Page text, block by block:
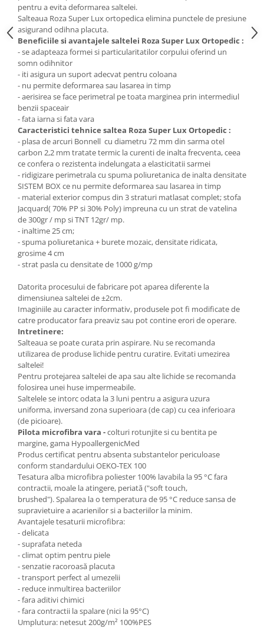
pentru a evita deformarea saltelei.
Salteaua Roza Super Lux ortopedica elimina punctele de presiune
asigurand odihna placuta.
Beneficiile si avantajele saltelei Roza Super Lux Ortopedic :
- se adapteaza formei si particularitatilor corpului oferind un
somn odihnitor
- iti asigura un suport adecvat pentru coloana
- nu permite deformarea sau lasarea in timp
- aerisirea se face perimetral pe toata marginea prin intermediul
benzii spaceair
- fata iarna si fata vara
Caracteristici tehnice saltea Roza Super Lux Ortopedic :
- plasa de arcuri Bonnell cu diametru 72 mm din sarma otel
carbon 2,2 mm tratate termic la curenti de inalta frecventa, ceea
ce confera o rezistenta indelungata a elasticitatii sarmei
- ridigizare perimetrala cu spuma poliuretanica de inalta densitate
SISTEM BOX ce nu permite deformarea sau lasarea in timp
- material exterior compus din 3 straturi matlasat complet; stofa
Jacquard( 70% PP si 30% Poly) impreuna cu un strat de vatelina
de 300gr / mp si TNT 12gr/ mp.
- inaltime 25 cm;
- spuma poliuretanica + burete mozaic, densitate ridicata,
grosime 4 cm
- strat pasla cu densitate de 1000 g/mp
Datorita procesului de fabricare pot aparea diferente la
dimensiunea saltelei de ±2cm.
Imaginiile au caracter informativ, produsele pot fi modificate de
catre producator fara preaviz sau pot contine erori de operare.
Intretinere:
Salteaua se poate curata prin aspirare. Nu se recomanda
utilizarea de produse lichide pentru curatire. Evitati umezirea
saltelei!
Pentru protejarea saltelei de apa sau alte lichide se recomanda
folosirea unei huse impermeabile.
Saltelele se intorc odata la 3 luni pentru a asigura uzura
uniforma, inversand zona superioara (de cap) cu cea inferioara
(de picioare).
Pilota microfibra vara -colturi rotunjite si cu bentita pe
margine, gama HypoallergenicMed
Produs certificat pentru absenta substantelor periculoase
conform standardului OEKO-TEX 100
Tesatura alba microfibra poliester 100% lavabila la 95 °C fara
contractii, moale la atingere, periată ("soft touch,
brushed"). Spalarea la o temperatura de 95 °C reduce sansa de
supravietuire a acarienilor si a bacteriilor la minim.
Avantajele tesaturii microfibra:
- delicata
- suprafata neteda
- climat optim pentru piele
- senzatie racoroasă placuta
- transport perfect al umezelii
- reduce inmultirea bacteriilor
- fara aditivi chimici
- fara contractii la spalare (nici la 95°C)
Umplutura: netesut 200g/m² 100%PES